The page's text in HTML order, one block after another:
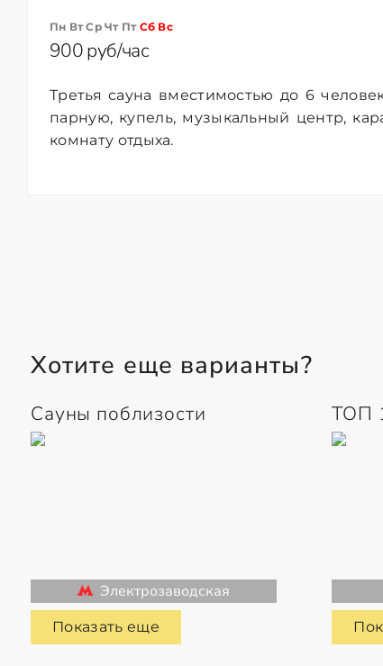
Пн Вт Ср Чт Пт Сб Вс
900 руб/час
Третья сауна вместимостью до 6
парную, купель, музыкальный центр,
комнату отдыха.
Хотите еще варианты?
Сауны поблизости
Электрозаводская
Показать еще
ТОП